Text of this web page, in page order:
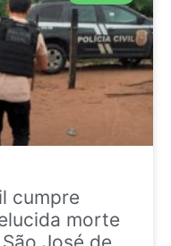
cumpre
morte